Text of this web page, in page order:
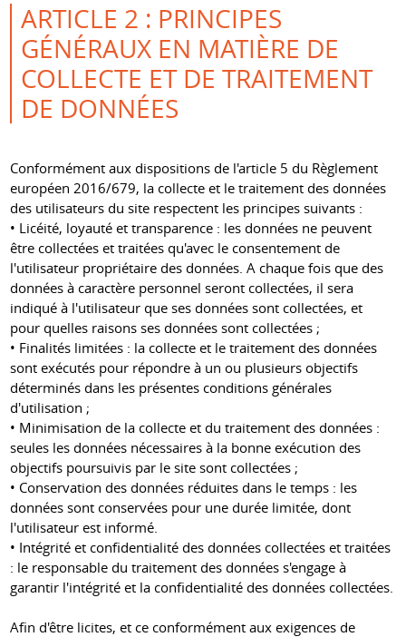
ARTICLE 2 : PRINCIPES
GÉNÉRAUX EN MATIÈRE DE
COLLECTE ET DE TRAITEMENT
DE DONNÉES
Conformément aux dispositions de l'article 5 du Règlement
européen 2016/679, la collecte et le traitement des données
des utilisateurs du site respectent les principes suivants :
• Licéité, loyauté et transparence : les données ne peuvent
être collectées et traitées qu'avec le consentement de
l'utilisateur propriétaire des données. A chaque fois que des
données à caractère personnel seront collectées, il sera
indiqué à l'utilisateur que ses données sont collectées, et
pour quelles raisons ses données sont collectées ;
• Finalités limitées : la collecte et le traitement des données
sont exécutés pour répondre à un ou plusieurs objectifs
déterminés dans les présentes conditions générales
d'utilisation ;
• Minimisation de la collecte et du traitement des données :
seules les données nécessaires à la bonne exécution des
objectifs poursuivis par le site sont collectées ;
• Conservation des données réduites dans le temps : les
données sont conservées pour une durée limitée, dont
l'utilisateur est informé.
• Intégrité et confidentialité des données collectées et traitées
: le responsable du traitement des données s'engage à
garantir l'intégrité et la confidentialité des données collectées.
Afin d'être licites, et ce conformément aux exigences de